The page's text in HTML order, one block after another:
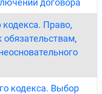
договора
кодекса. Право,
кодекса. Выбор